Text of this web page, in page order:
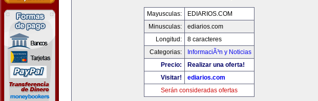
Mayusculas:
EDIARIOS.COM
Minusculas:
ediarios.com
Longitud:
8 caracteres
Categorias:
InformaciÃ³n y Noticias
Precio:
Realizar una oferta!
Visitar!
ediarios.com
Serán consideradas ofertas